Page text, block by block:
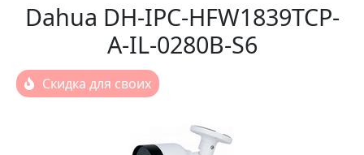
Dahua DH-IPC-HFW1839TCP-
A-IL-0280B-S6
Скидка для своих